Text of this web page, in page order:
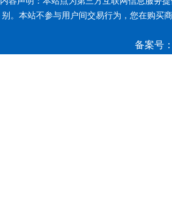
别。本站不参与用户间交易行为，您在购买
备案号